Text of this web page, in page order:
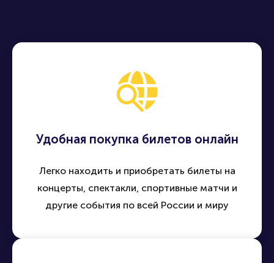
Удобная покупка билетов онлайн
Легко находить и приобретать билеты на
концерты, спектакли, спортивные матчи и
другие события по всей России и миру